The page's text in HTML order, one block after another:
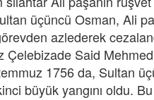
üçüncü Osman, Ali
azlederek
Çelebizade Said
1756 da, Sultan
büyük yangını oldu. Bu